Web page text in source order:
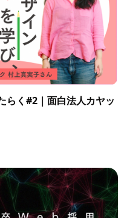
らく#2｜面白法人カヤッ